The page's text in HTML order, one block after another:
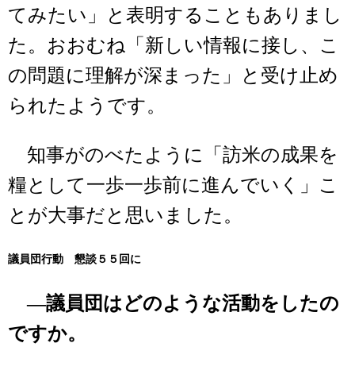
てみたい」と表明することもありまし
た。おおむね「新しい情報に接し、こ
の問題に理解が深まった」と受け止め
られたようです。
知事がのべたように「訪米の成果を
糧として一歩一歩前に進んでいく」こ
とが大事だと思いました。
議員団行動 懇談５５回に
―議員団はどのような活動をしたの
ですか。